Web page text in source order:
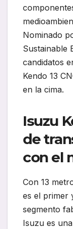
Nominado
Sustainable
candidatos
Kendo 13
en la cima.
Isuzu
de
con el
Con 13
es el primer
segmento
Isuzu es